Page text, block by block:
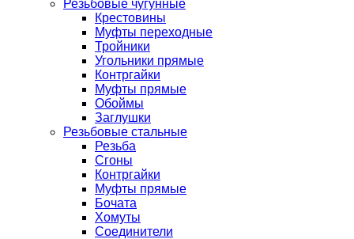
Резьбовые чугунные
Крестовины
Муфты переходные
Тройники
Угольники прямые
Контргайки
Муфты прямые
Обоймы
Заглушки
Резьбовые стальные
Резьба
Сгоны
Контргайки
Муфты прямые
Бочата
Хомуты
Соединители